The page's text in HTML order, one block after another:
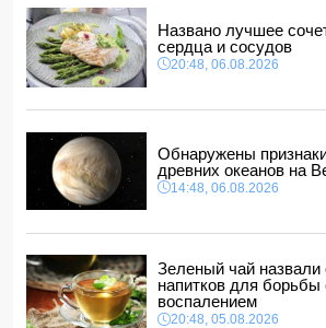
"Шохрат"
14:10, 06.08.2026
Стали известны детали контракта
с "Эрзурумспором"
представителей, одного назначил на
14:00, 06.08.2026
Прогноз погоды в Азербайджане на 7
12:48, 06.08.2026
гибелью граждан Азербайджана в
морях
12:40, 06.08.2026
Названо лучшее
сердца и сосудов
20:48, 06.08.2026
Обнаружены
древних океанов на
14:48, 06.08.2026
Зеленый чай
напитков для борьбы
воспалением
20:48, 05.08.2026